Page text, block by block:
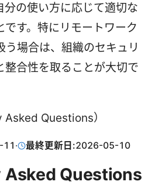
分の使い方に応じて適切な
です。特にリモートワーク
う場合は、組織のセキュリ
整合性を取ることが大切で
Questions）
11 · 最終更新日:2026-05-10
Questions